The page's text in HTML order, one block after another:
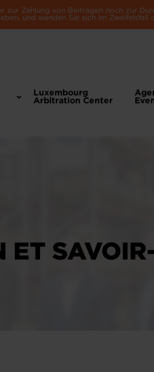
zur Zahlung von Beiträgen noch zur
und wenden Sie sich im Zweifelsfall
Luxembourg
Arbitration Center